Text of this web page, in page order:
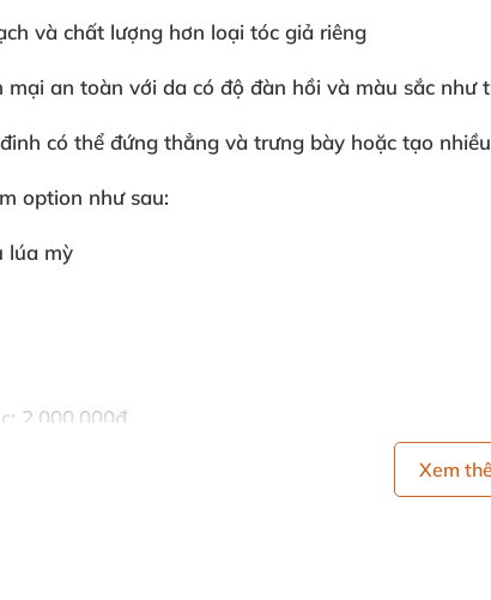
và chất lượng hơn loại tóc giả riêng
mại an toàn với da có độ đàn hồi và màu sắc như
có thể đứng thẳng và trưng bày hoặc tạo
option như sau:
lúa mỳ
2.000.000đ
Xem